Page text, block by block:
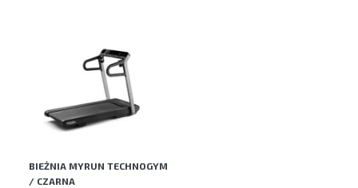
BIEŻNIA MYRUN TECHNOGYM
/ CZARNA